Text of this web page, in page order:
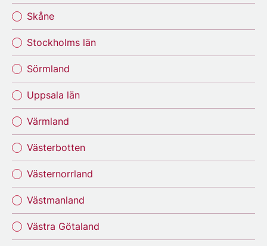
Skåne
Stockholms län
Sörmland
Uppsala län
Värmland
Västerbotten
Västernorrland
Västmanland
Västra Götaland